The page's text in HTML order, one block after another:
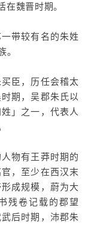
魏晋时期。
带较有名的朱姓
臣，历任会稽太
期，吴郡朱氏以
」之一，代表人
物有王莽时期的
，至少在西汉末
成规模，蔚为大
残卷记载的郡望
后时期，沛郡朱